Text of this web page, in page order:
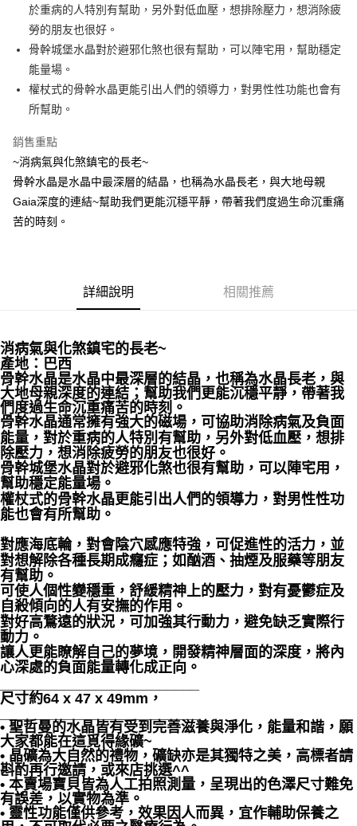
ATM付款
運送方式
每筆NT$80，滿NT$3,000(含以上)免運費
賣家宅配幫您送（台灣）
每筆NT$80，滿NT$3,000(含以上)免運費
付款後門市自取
於重病的人特別有幫助，另外對低血壓，想排除壓力，想消除疲
勞的朋友也很好。 ⁡
骨幹城堡水晶對於避邪化煞也很有幫助，可以陣宅用，幫助穩定
能量場。
權杖式的骨幹水晶更能引出人們的領導力，對男性性功能也會有
所幫助。
銷售重點
~消病氣與化煞鎮宅的長老~
骨幹水晶是水晶中最深層的結晶，也稱為水晶長老，與大地母親
Gaia深度的連結~幫助我們更能沉穩平靜，帶著我們度過生命沉重痛
苦的時刻。
詳細說明 相關推薦
消病氣與化煞鎮宅的長老~ ⁡
產地：巴西
骨幹水晶是水晶中最深層的結晶，也稱為水晶長老，與
大地母親深度的連結；幫助我們更能沉穩平靜，帶著我
們度過生命沉重痛苦的時刻。
骨幹水晶通常擁有強大的磁場，可協助消除病氣及負面
能量，對於重病的人特別有幫助，另外對低血壓，想排
除壓力，想消除疲勞的朋友也很好。 ⁡
骨幹城堡水晶對於避邪化煞也很有幫助，可以陣宅用，
幫助穩定能量場。
權杖式的骨幹水晶更能引出人們的領導力，對男性性功
能也會有所幫助。
對應海底輪，對會陰穴感應特強，可促進性的活力，並
對想解除各種長期成癮症；如酗酒、抽煙及服藥等朋友
有幫助。 ⁡
可使人個性變穩重，舒緩精神上的壓力，對有憂鬱症及
自殺傾向的人有安撫的作用。
對好高鶩遠的狀況，可加強其行動力，避免缺乏實際行
動力。
讓人更能瞭解自己的夢境，開發精神層面的深度，將內
心深處的負面能量轉化成正向。
尺寸約64 x 47 x 49mm，
• 聖哲曼的水晶皆有受到完善滋養與淨化，能量和諧，願
大家都能在這覓得緣礦~
• 晶礦為大自然的禮物，礦缺亦是其獨特之美，高標者請
斟酌再行邀請，或來店挑選^^
• 本賣場寶貝皆為人工拍照測量，呈現出的色澤尺寸難免
有誤差，以實物為準。
• 靈性功能僅供參考，效果因人而異，宜作輔助保養之